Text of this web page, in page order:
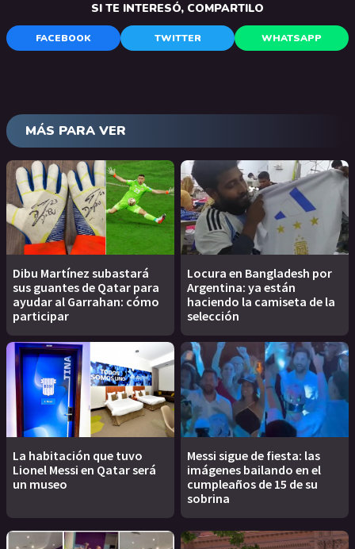
SI TE INTERESÓ, COMPARTILO
FACEBOOK TWITTER WHATSAPP
MÁS PARA VER
Dibu Martínez subastará
sus guantes de Qatar para
ayudar al Garrahan: cómo
participar
Locura en Bangladesh por
Argentina: ya están
haciendo la camiseta de la
selección
La habitación que tuvo
Lionel Messi en Qatar será
un museo
Messi sigue de fiesta: las
imágenes bailando en el
cumpleaños de 15 de su
sobrina